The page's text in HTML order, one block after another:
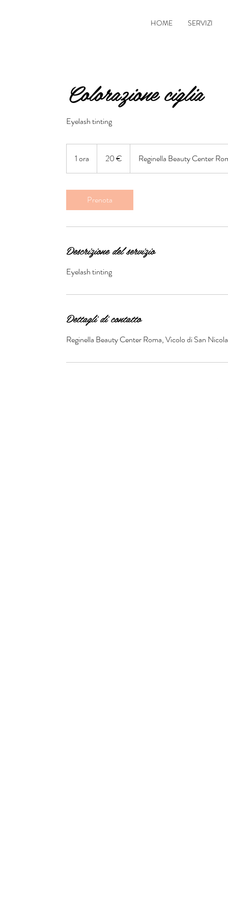
HOME SERVIZI
Colorazione ciglia
Eyelash tinting
1 ora
o
20 € Reginella Beauty Center
Prenota
Descrizione del servizio
Eyelash tinting
Dettagli di contatto
Reginella Beauty Center Roma, Vicolo di San